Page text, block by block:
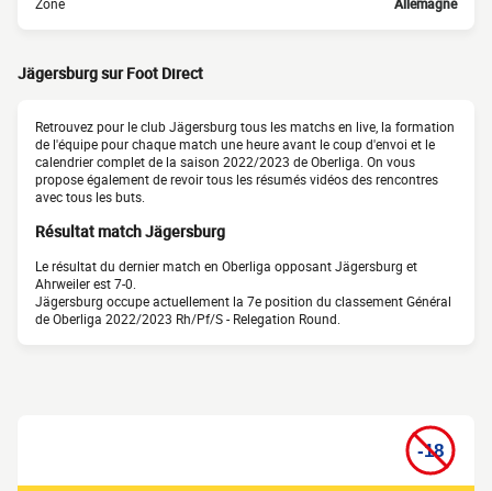
Jägersburg sur Foot Direct
Retrouvez pour le club Jägersburg tous les matchs en live, la formation
de l'équipe pour chaque match une heure avant le coup d'envoi et le
calendrier complet de la saison 2022/2023 de Oberliga. On vous
propose également de revoir tous les résumés vidéos des rencontres
avec tous les buts.
Résultat match Jägersburg
Le résultat du dernier match en Oberliga opposant Jägersburg et
Ahrweiler est 7-0.
Jägersburg occupe actuellement la 7e position du classement Général
de Oberliga 2022/2023 Rh/Pf/S - Relegation Round.